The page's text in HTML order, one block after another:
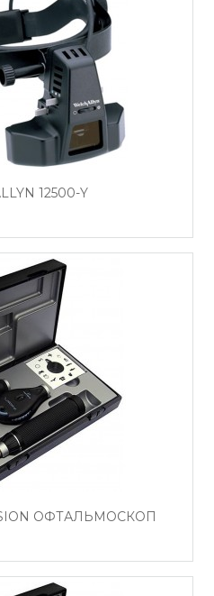
12500-Y
ОФТАЛЬМОСКОП